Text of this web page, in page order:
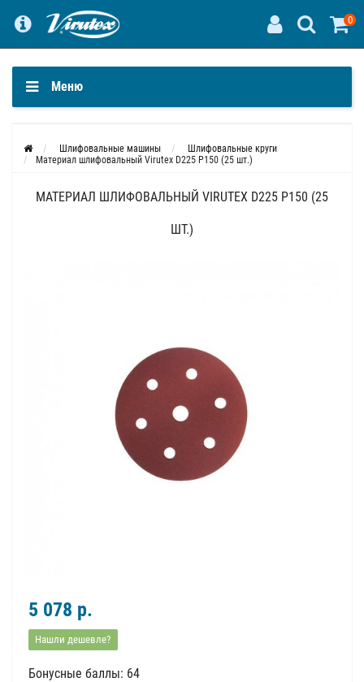
0
Меню
Шлифовальные машины
Шлифовальные круги
Материал шлифовальный Virutex D225 P150 (25 шт.)
МАТЕРИАЛ ШЛИФОВАЛЬНЫЙ VIRUTEX D225 P150 (25
ШТ.)
5 078 р.
Нашли дешевле?
Бонусные баллы: 64